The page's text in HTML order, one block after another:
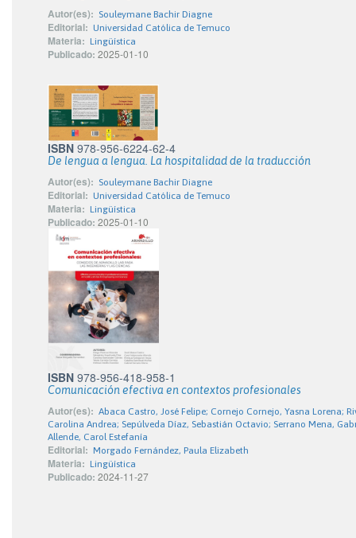
Autor(es): Souleymane Bachir Diagne
Editorial: Universidad Católica de Temuco
Materia: Lingüística
Publicado: 2025-01-10
ISBN 978-956-6224-62-4
De lengua a lengua. La hospitalidad de la traducción
Autor(es): Souleymane Bachir Diagne
Editorial: Universidad Católica de Temuco
Materia: Lingüística
Publicado: 2025-01-10
ISBN 978-956-418-958-1
Comunicación efectiva en contextos profesionales
Autor(es): Abaca Castro, José Felipe; Cornejo Cornejo, Yasna Lorena;
Carolina Andrea; Sepúlveda Díaz, Sebastián Octavio; Serrano Mena,
Allende, Carol Estefanía
Editorial: Morgado Fernández, Paula Elizabeth
Materia: Lingüística
Publicado: 2024-11-27